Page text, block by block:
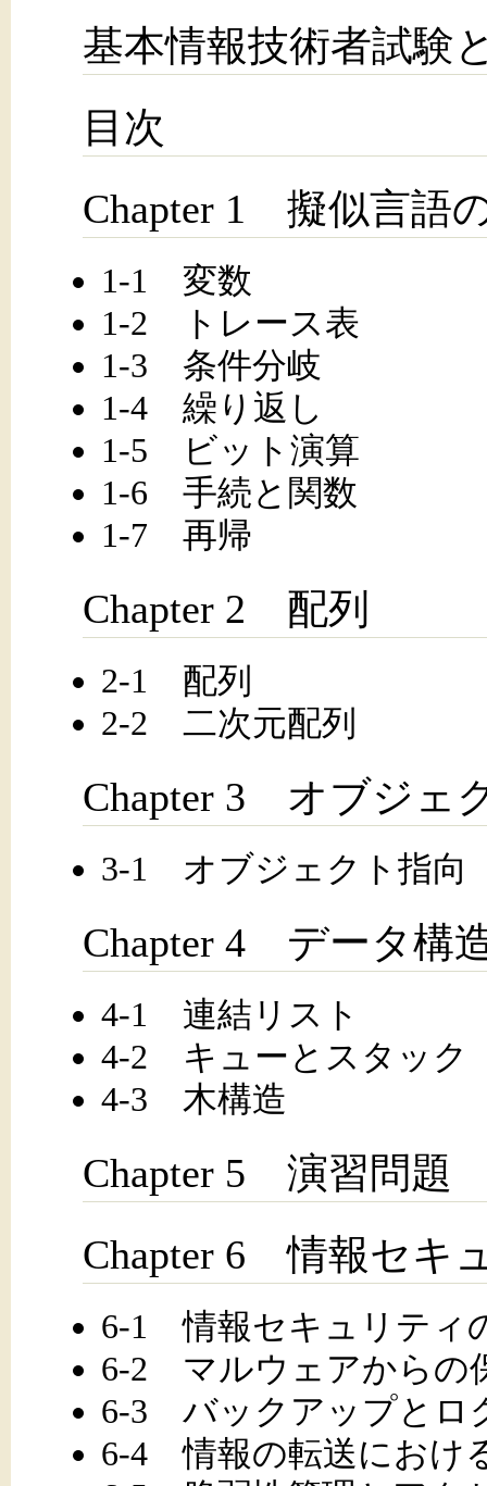
基本情報技術者試験
目次
Chapter 1 擬似言語
1-1 変数
1-2 トレース表
1-3 条件分岐
1-4 繰り返し
1-5 ビット演算
1-6 手続と関数
1-7 再帰
Chapter 2 配列
2-1 配列
2-2 二次元配列
Chapter 3 オブジェ
3-1 オブジェクト指向
Chapter 4 データ構
4-1 連結リスト
4-2 キューとスタック
4-3 木構造
Chapter 5 演習問題
Chapter 6 情報セキ
6-1 情報セキュリティ
6-2 マルウェアからの
6-3 バックアップとロ
6-4 情報の転送におけ